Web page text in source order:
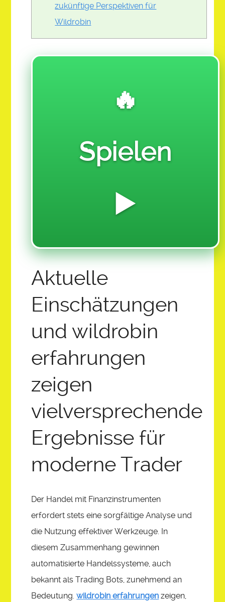
Z-12.0 FINANCIALS SOFTWARE & HARDWARE
2026 SUMMER YOUTH CREATIVE CAMP
CREATIVE CAPTION CONTEST CHALLENGE!
SAI OVERVIEW ABOUT AI AND THE FUTURE OF
EDUCATION:
SHARATUNE
ASK
REGISTER
WACPTV IMAGE GALLERY
zukünftige Perspektiven für
Wildrobin
🔥
Spielen
▶️
Aktuelle
Einschätzungen
und wildrobin
erfahrungen
zeigen
vielversprechende
Ergebnisse für
moderne Trader
Der Handel mit Finanzinstrumenten
erfordert stets eine sorgfältige Analyse und
die Nutzung effektiver Werkzeuge. In
diesem Zusammenhang gewinnen
automatisierte Handelssysteme, auch
bekannt als Trading Bots, zunehmend an
Bedeutung.wildrobin erfahrungen zeigen,